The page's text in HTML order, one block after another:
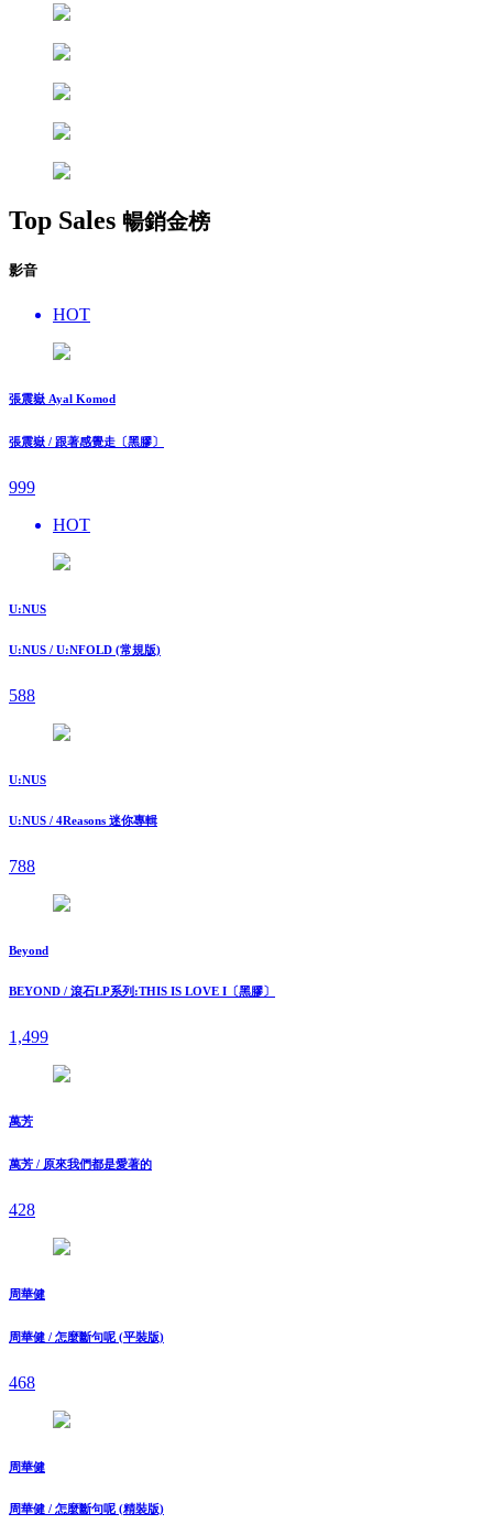
Top Sales 暢銷金榜
影音
HOT
張震嶽 Ayal Komod
張震嶽 / 跟著感覺走〔黑膠〕
999
HOT
U:NUS
U:NUS / U:NFOLD (常規版)
588
U:NUS
U:NUS / 4Reasons 迷你專輯
788
Beyond
BEYOND / 滾石LP系列:THIS IS LOVE I〔黑膠〕
1,499
萬芳
萬芳 / 原來我們都是愛著的
428
周華健
周華健 / 怎麼斷句呢 (平裝版)
468
周華健
周華健 / 怎麼斷句呢 (精裝版)